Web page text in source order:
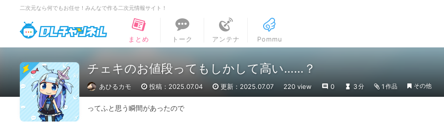
二次元なら何でもお任せ！みんなで作る二次元情報サイト！
DLチャンネル
まとめ
トーク アンテナ Pommu
チェキのお値段ってもしかして高い……？
あひるカモ 投稿：2025.07.04 更新：2025.07.07 220 view 0 3分 1 作品 その他
ってふと思う瞬間があったので